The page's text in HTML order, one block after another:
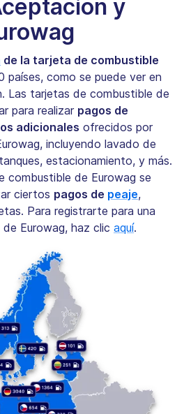
y
de la tarjeta de combustible
países, como se puede ver en
Las tarjetas de combustible de
para realizar pagos de
adicionales ofrecidos por
incluyendo lavado de
estacionamiento, y más.
combustible de Eurowag se
ciertos pagos de peaje,
Para registrarte para una
Eurowag, haz clic aquí.